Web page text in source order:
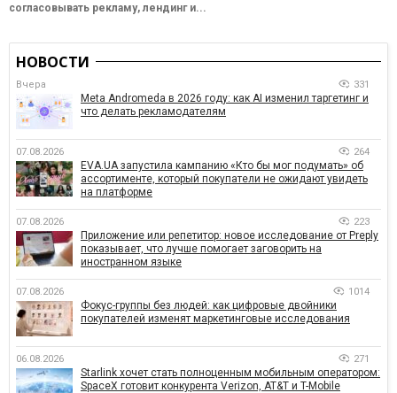
согласовывать рекламу, лендинг и...
НОВОСТИ
Вчера 331
Meta Andromeda в 2026 году: как AI изменил таргетинг и
что делать рекламодателям
07.08.2026 264
EVA.UA запустила кампанию «Кто бы мог подумать» об
ассортименте, который покупатели не ожидают увидеть
на платформе
07.08.2026 223
Приложение или репетитор: новое исследование от Preply
показывает, что лучше помогает заговорить на
иностранном языке
07.08.2026 1014
Фокус-группы без людей: как цифровые двойники
покупателей изменят маркетинговые исследования
06.08.2026 271
Starlink хочет стать полноценным мобильным оператором:
SpaceX готовит конкурента Verizon, AT&T и T-Mobile